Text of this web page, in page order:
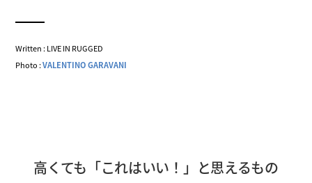
Written : LIVE IN RUGGED
Photo :VALENTINO GARAVANI
高くても「これはいい！」と思えるもの